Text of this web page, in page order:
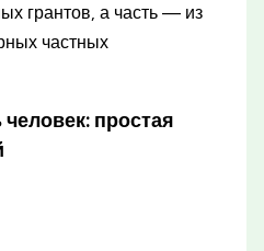
грантов, а часть — из
частных
простая